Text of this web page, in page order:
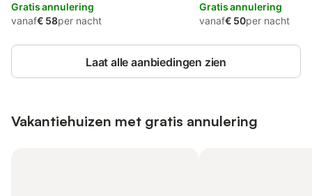
Gratis annulering
vanaf€ 58per nacht
Gratis annulering
vanaf€ 50per nacht
Laat alle aanbiedingen zien
Vakantiehuizen met gratis annulering